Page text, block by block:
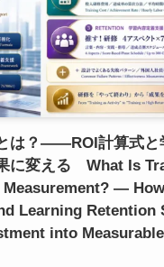
は？——ROI計算式と
に変える What Is
— How
Learning Retention
into